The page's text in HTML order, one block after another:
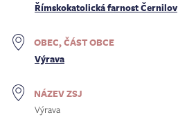
Římskokatolická farnost Černilov
OBEC, ČÁST OBCE
Výrava
NÁZEV ZSJ
Výrava